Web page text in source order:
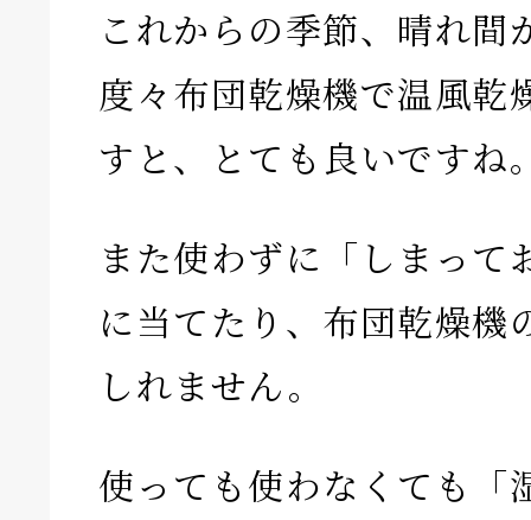
これからの季節、晴れ間
度々布団乾燥機で温風乾
すと、とても良いですね
また使わずに「しまって
に当てたり、布団乾燥機
しれません。
使っても使わなくても「